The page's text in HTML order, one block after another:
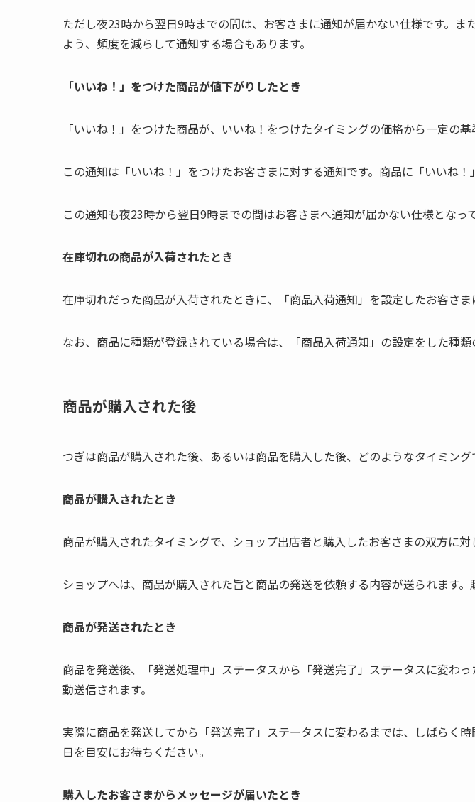
ただし夜23時から翌日9時までの間は、お客さまに通知が届かない仕様です。
よう、頻度を減らして通知する場合もあります。
「いいね！」をつけた商品が値下がりしたとき
「いいね！」をつけた商品が、いいね！をつけたタイミングの価格から一定の
この通知は「いいね！」をつけたお客さまに対する通知です。商品に「いいね
この通知も夜23時から翌日9時までの間はお客さまへ通知が届かない仕様となって
在庫切れの商品が入荷されたとき
在庫切れだった商品が入荷されたときに、「商品入荷通知」を設定したお客さま
なお、商品に種類が登録されている場合は、「商品入荷通知」の設定をした種
商品が購入された後
つぎは商品が購入された後、あるいは商品を購入した後、どのようなタイミン
商品が購入されたとき
商品が購入されたタイミングで、ショップ出店者と購入したお客さまの双方に
ショップへは、商品が購入された旨と商品の発送を依頼する内容が送られます
商品が発送されたとき
商品を発送後、「発送処理中」ステータスから「発送完了」ステータスに変わ
動送信されます。
実際に商品を発送してから「発送完了」ステータスに変わるまでは、しばらく
日を目安にお待ちください。
購入したお客さまからメッセージが届いたとき